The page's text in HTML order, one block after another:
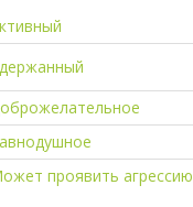
проявить агрессию